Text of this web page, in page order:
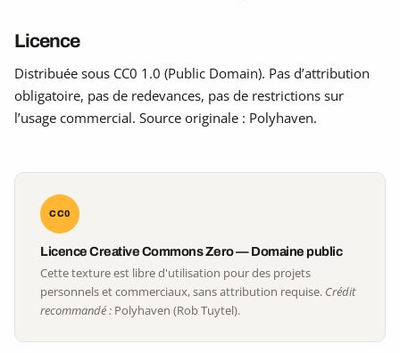
Licence
Distribuée sous CC0 1.0 (Public Domain). Pas d’attribution
obligatoire, pas de redevances, pas de restrictions sur
l’usage commercial. Source originale : Polyhaven.
CC0
Licence Creative Commons Zero — Domaine public
Cette texture est libre d'utilisation pour des projets
personnels et commerciaux, sans attribution requise. Crédit
recommandé : Polyhaven (Rob Tuytel).